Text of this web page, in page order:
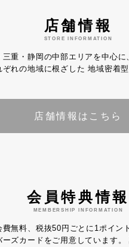
店舗情報
STORE INFORMATION
重・静岡の中部エリアを中心に
ぞれの地域に根ざした 地域密着
店舗情報はこちら
会員特典情報
MEMBERSHIP INFORMATION
費無料、税抜50円ごとに1ポイン
ズカードをご用意しています。